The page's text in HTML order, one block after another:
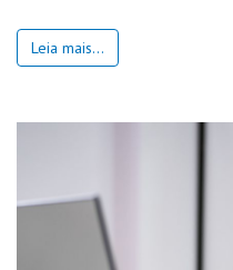
Leia mais...